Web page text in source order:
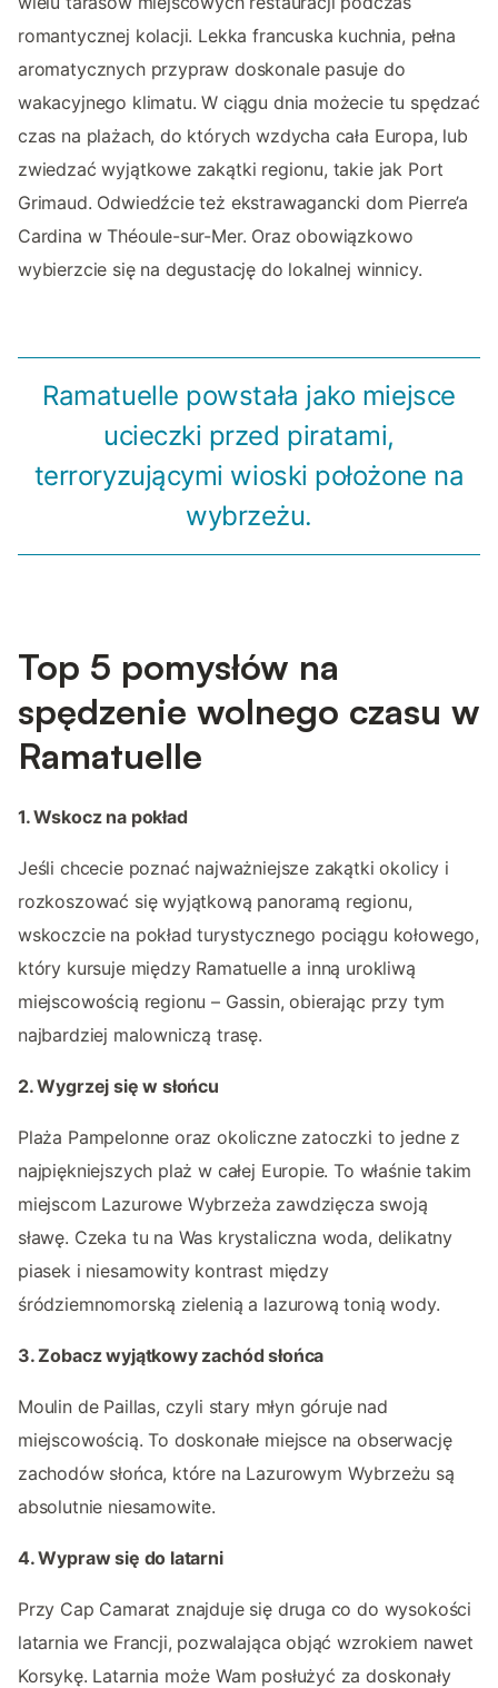
romantycznej kolacji. Lekka francuska kuchnia, pełna
aromatycznych przypraw doskonale pasuje do
wakacyjnego klimatu. W ciągu dnia możecie tu spędzać
czas na plażach, do których wzdycha cała Europa, lub
zwiedzać wyjątkowe zakątki regionu, takie jak Port
Grimaud. Odwiedźcie też ekstrawagancki dom Pierre’a
Cardina w Théoule-sur-Mer. Oraz obowiązkowo
wybierzcie się na degustację do lokalnej winnicy.
Ramatuelle powstała jako miejsce
ucieczki przed piratami,
terroryzującymi wioski położone na
wybrzeżu.
Top 5 pomysłów na
spędzenie wolnego czasu w
Ramatuelle
1. Wskocz na pokład
Jeśli chcecie poznać najważniejsze zakątki okolicy i
rozkoszować się wyjątkową panoramą regionu,
wskoczcie na pokład turystycznego pociągu kołowego,
który kursuje między Ramatuelle a inną urokliwą
miejscowością regionu – Gassin, obierając przy tym
najbardziej malowniczą trasę.
2. Wygrzej się w słońcu
Plaża Pampelonne oraz okoliczne zatoczki to jedne z
najpiękniejszych plaż w całej Europie. To właśnie takim
miejscom Lazurowe Wybrzeża zawdzięcza swoją
sławę. Czeka tu na Was krystaliczna woda, delikatny
piasek i niesamowity kontrast między
śródziemnomorską zielenią a lazurową tonią wody.
3. Zobacz wyjątkowy zachód słońca
Moulin de Paillas, czyli stary młyn góruje nad
miejscowością. To doskonałe miejsce na obserwację
zachodów słońca, które na Lazurowym Wybrzeżu są
absolutnie niesamowite.
4. Wypraw się do latarni
Przy Cap Camarat znajduje się druga co do wysokości
latarnia we Francji, pozwalająca objąć wzrokiem nawet
Korsykę. Latarnia może Wam posłużyć za doskonały